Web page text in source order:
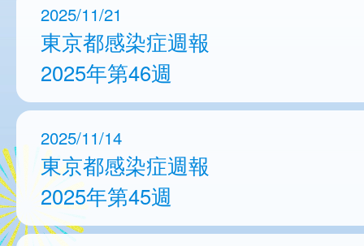
2025/11/21
東京都感染症週報
2025年第46週
2025/11/14
東京都感染症週報
2025年第45週